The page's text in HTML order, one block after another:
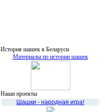
История шашек в Беларуси
Материалы по истории шашек
Наши проекты
Шашки - народная игра!